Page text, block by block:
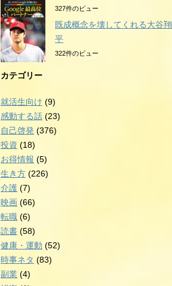
327件のビュー
既成概念を壊してくれる大谷翔
平
322件のビュー
カテゴリー
就活生向け (9)
感動する話 (23)
自己啓発 (376)
投資 (18)
お得情報 (5)
生き方 (226)
介護 (7)
映画 (66)
転職 (6)
読書 (58)
健康・運動 (52)
時事ネタ (83)
副業 (4)